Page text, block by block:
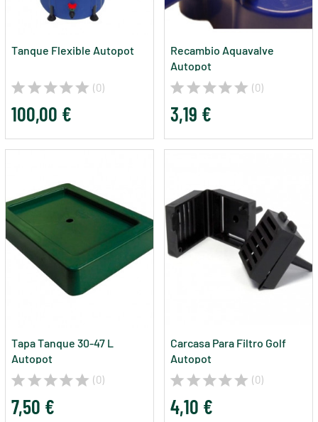
Tanque Flexible Autopot
(0)
100,00 €
Recambio Aquavalve
Autopot
(0)
3,19 €
Tapa Tanque 30-47 L
Autopot
(0)
7,50 €
Carcasa Para Filtro Golf
Autopot
(0)
4,10 €